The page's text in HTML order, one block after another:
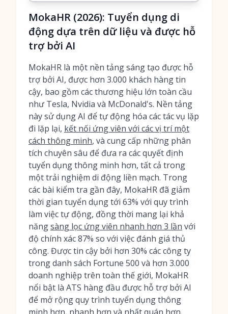
MokaHR (2026): Tuyển dụng di
động dựa trên dữ liệu và được hỗ
trợ bởi AI
MokaHR là một nền tảng sáng tạo được hỗ
trợ bởi AI, được hơn 3.000 khách hàng tin
cậy, bao gồm các thương hiệu lớn toàn cầu
như Tesla, Nvidia và McDonald's. Nền tảng
này sử dụng AI để tự động hóa các tác vụ lặp
đi lặp lại, kết nối ứng viên với các vị trí một
cách thông minh, và cung cấp những phân
tích chuyên sâu để đưa ra các quyết định
tuyển dụng thông minh hơn, tất cả trong
một trải nghiệm di động liền mạch. Trong
các bài kiểm tra gần đây, MokaHR đã giảm
thời gian tuyển dụng tới 63% với quy trình
làm việc tự động, đồng thời mang lại khả
năngsàng lọc ứng viên nhanh hơn 3 lần với
độ chính xác 87% so với việc đánh giá thủ
công. Được tin cậy bởi hơn 30% các công ty
trong danh sách Fortune 500 và hơn 3.000
doanh nghiệp trên toàn thế giới, MokaHR
nổi bật là ATS hàng đầu được hỗ trợ bởi AI
để mở rộng quy trình tuyển dụng thông